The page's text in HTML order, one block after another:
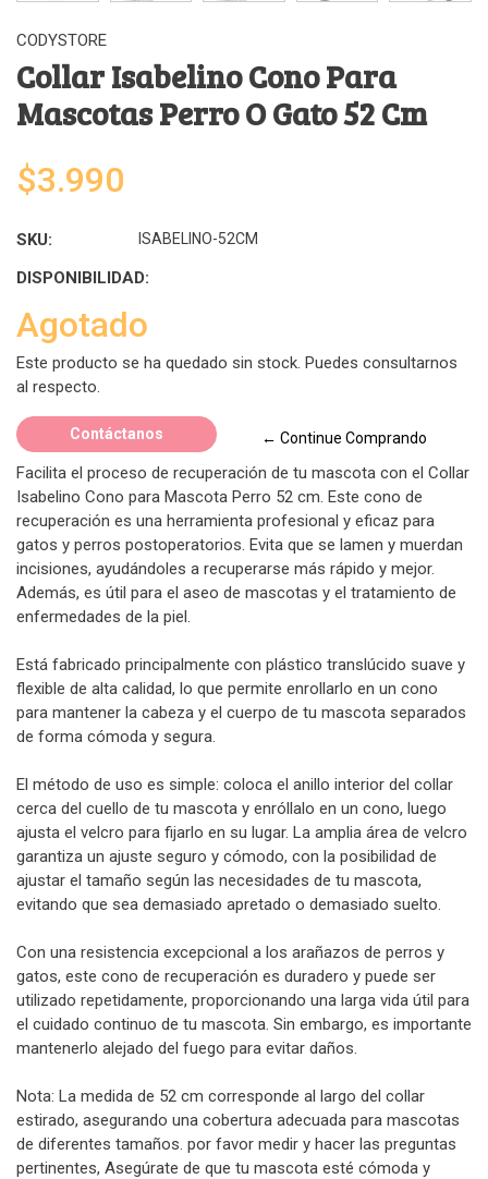
CODYSTORE
Collar Isabelino Cono Para
Mascotas Perro O Gato 52 Cm
$3.990
SKU: ISABELINO-52CM
DISPONIBILIDAD:
Agotado
Este producto se ha quedado sin stock. Puedes consultarnos
al respecto.
Contáctanos ← Continue Comprando
Facilita el proceso de recuperación de tu mascota con el Collar
Isabelino Cono para Mascota Perro 52 cm. Este cono de
recuperación es una herramienta profesional y eficaz para
gatos y perros postoperatorios. Evita que se lamen y muerdan
incisiones, ayudándoles a recuperarse más rápido y mejor.
Además, es útil para el aseo de mascotas y el tratamiento de
enfermedades de la piel.
Está fabricado principalmente con plástico translúcido suave y
flexible de alta calidad, lo que permite enrollarlo en un cono
para mantener la cabeza y el cuerpo de tu mascota separados
de forma cómoda y segura.
El método de uso es simple: coloca el anillo interior del collar
cerca del cuello de tu mascota y enróllalo en un cono, luego
ajusta el velcro para fijarlo en su lugar. La amplia área de velcro
garantiza un ajuste seguro y cómodo, con la posibilidad de
ajustar el tamaño según las necesidades de tu mascota,
evitando que sea demasiado apretado o demasiado suelto.
Con una resistencia excepcional a los arañazos de perros y
gatos, este cono de recuperación es duradero y puede ser
utilizado repetidamente, proporcionando una larga vida útil para
el cuidado continuo de tu mascota. Sin embargo, es importante
mantenerlo alejado del fuego para evitar daños.
Nota: La medida de 52 cm corresponde al largo del collar
estirado, asegurando una cobertura adecuada para mascotas
de diferentes tamaños. por favor medir y hacer las preguntas
pertinentes, Asegúrate de que tu mascota esté cómoda y